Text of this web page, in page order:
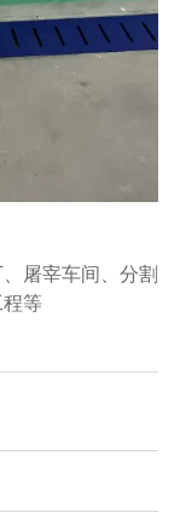
屠宰车间、分割
等